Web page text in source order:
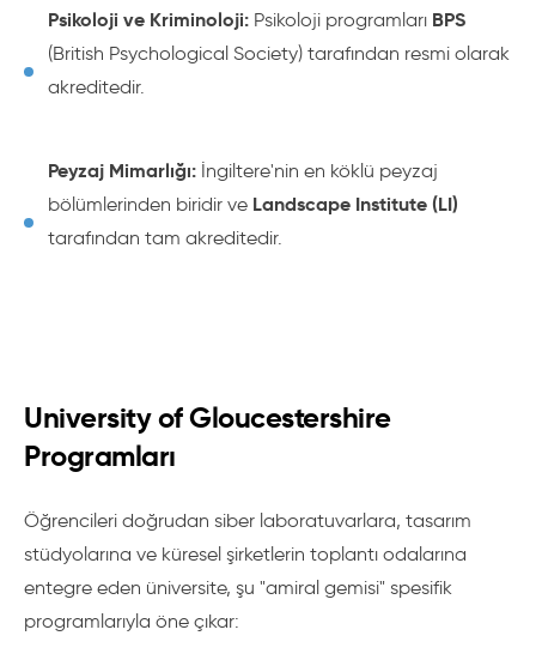
Psikoloji ve Kriminoloji: Psikoloji programları BPS
(British Psychological Society) tarafından resmi olarak
akreditedir.
Peyzaj Mimarlığı: İngiltere'nin en köklü peyzaj
bölümlerinden biridir ve Landscape Institute (LI)
tarafından tam akreditedir.
University of Gloucestershire
Programları
Öğrencileri doğrudan siber laboratuvarlara, tasarım
stüdyolarına ve küresel şirketlerin toplantı odalarına
entegre eden üniversite, şu "amiral gemisi" spesifik
programlarıyla öne çıkar: